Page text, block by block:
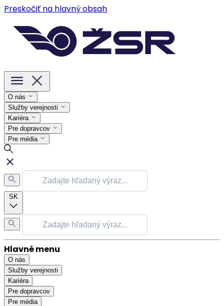
Preskočiť na hlavný obsah
O nás
Služby verejnosti
Kariéra
Pre dopravcov
Pre média
SK
Hlavné menu
O nás
Služby verejnosti
Kariéra
Pre dopravcov
Pre média